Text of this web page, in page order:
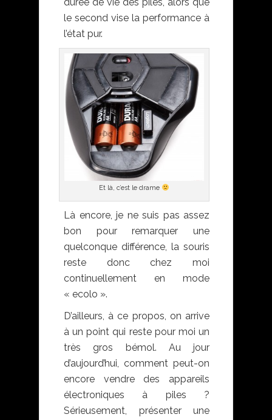
le second vise la performance à
l’état pur.
Et là, c’est le drame
Là encore, je ne suis pas assez
bon pour remarquer une
quelconque différence, la souris
reste donc chez moi
continuellement en mode
« ecolo ».
D’ailleurs, à ce propos, on arrive
à un point qui reste pour moi un
très gros bémol. Au jour
d’aujourd’hui, comment peut-on
encore vendre des appareils
électroniques à piles ?
Sérieusement, présenter une